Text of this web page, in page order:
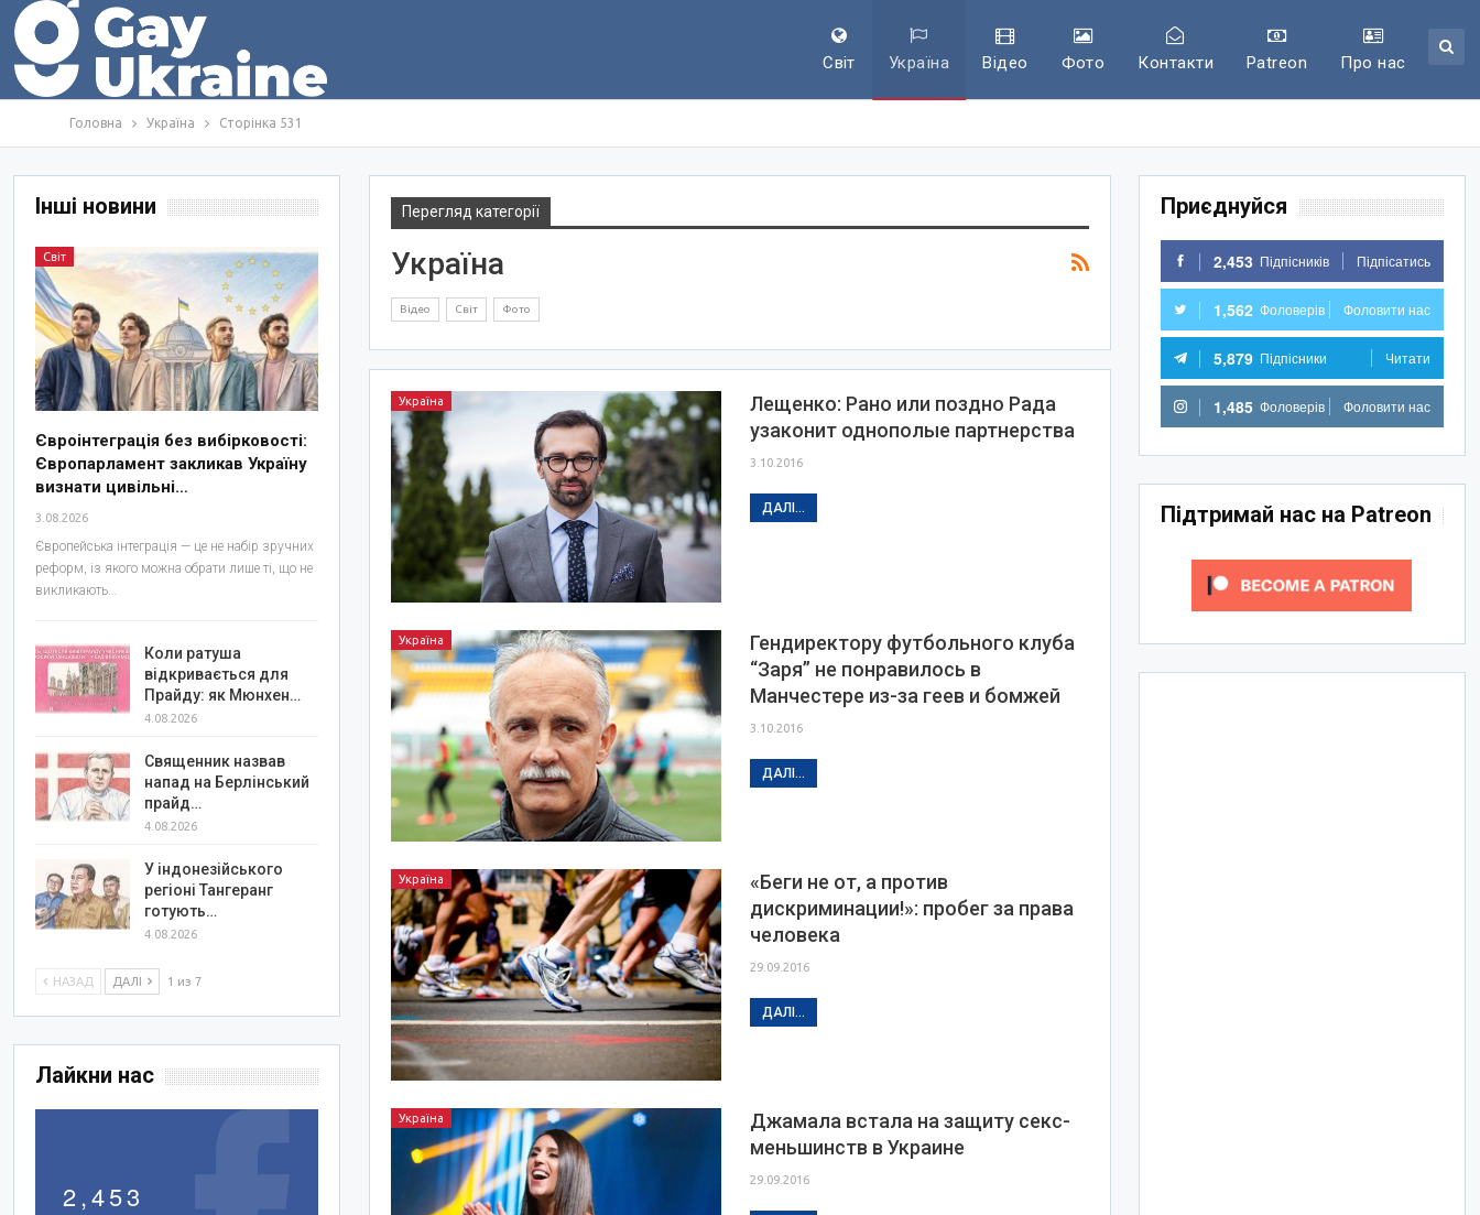
Світ Україна Відео Фото Контакти Patreon Про нас
Головна Україна Сторінка 531
Перегляд категорії
Україна
Відео Світ Фото
Україна
Лещенко: Рано или поздно Рада
узаконит однополые партнерства
3.10.2016
ДАЛІ...
Україна
Гендиректору футбольного клуба
“Заря” не понравилось в
Манчестере из-за геев и бомжей
3.10.2016
ДАЛІ...
Україна
«Беги не от, а против
дискриминации!»: пробег за права
человека
29.09.2016
ДАЛІ...
Україна
Джамала встала на защиту секс-
меньшинств в Украине
29.09.2016
Приєднуйся
2,453 Підпісників Підпісатись
1,562 Фоловерів Фоловити нас
5,879 Підпісники Читати
1,485 Фоловерів Фоловити нас
Підтримай нас на Patreon
Інші новини
Світ
Євроінтеграція без вибірковості:
Європарламент закликав Україну
визнати цивільні…
3.08.2026
Європейська інтеграція — це не набір зручних
реформ, із якого можна обрати лише ті, що не
викликають…
Коли ратуша
відкривається для
Прайду: як Мюнхен…
4.08.2026
Священник назвав
напад на Берлінський
прайд…
4.08.2026
У індонезійського
регіоні Тангеранг
готують…
4.08.2026
НАЗАД ДАЛІ 1 из 7
Лайкни нас
2,453